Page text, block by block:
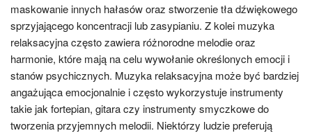
maskowanie innych hałasów oraz stworzenie tła dźwiękowego
sprzyjającego koncentracji lub zasypianiu. Z kolei muzyka
relaksacyjna często zawiera różnorodne melodie oraz
harmonie, które mają na celu wywołanie określonych emocji i
stanów psychicznych. Muzyka relaksacyjna może być bardziej
angażująca emocjonalnie i często wykorzystuje instrumenty
takie jak fortepian, gitara czy instrumenty smyczkowe do
tworzenia przyjemnych melodii. Niektórzy ludzie preferują